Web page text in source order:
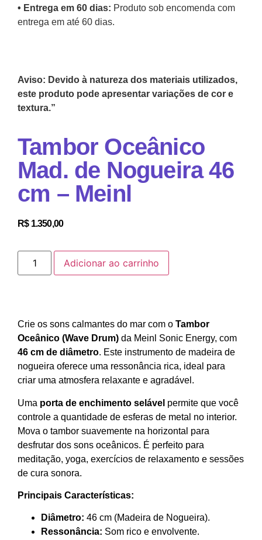
•⁠ Entrega em 60 dias: Produto sob encomenda com
entrega em até 60 dias.
Aviso: Devido à natureza dos materiais utilizados,
este produto pode apresentar variações de cor e
textura.”
Tambor Oceânico
Mad. de Nogueira 46
cm – Meinl
R$1.350,00
Adicionar ao carrinho
Crie os sons calmantes do mar com o Tambor
Oceânico (Wave Drum) da Meinl Sonic Energy, com
46 cm de diâmetro. Este instrumento de madeira de
nogueira oferece uma ressonância rica, ideal para
criar uma atmosfera relaxante e agradável.
Uma porta de enchimento selável permite que você
controle a quantidade de esferas de metal no interior.
Mova o tambor suavemente na horizontal para
desfrutar dos sons oceânicos. É perfeito para
meditação, yoga, exercícios de relaxamento e sessões
de cura sonora.
Principais Características:
Diâmetro: 46 cm (Madeira de Nogueira).
Ressonância: Som rico e envolvente.